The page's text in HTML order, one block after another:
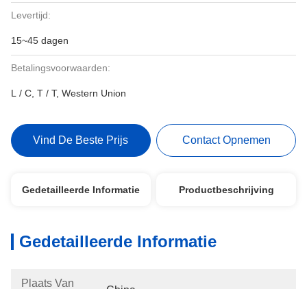
Levertijd:
15~45 dagen
Betalingsvoorwaarden:
L / C, T / T, Western Union
Vind De Beste Prijs Contact Opnemen
Gedetailleerde Informatie Productbeschrijving
Gedetailleerde Informatie
Plaats Van